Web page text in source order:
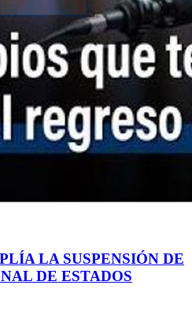
LA SUSPENSIÓN DE
DE ESTADOS